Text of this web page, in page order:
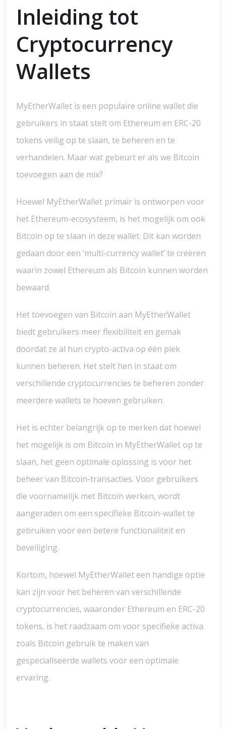
Inleiding tot
Cryptocurrency
Wallets
MyEtherWallet is een populaire online wallet die
gebruikers in staat stelt om Ethereum en ERC-20
tokens veilig op te slaan, te beheren en te
verhandelen. Maar wat gebeurt er als we Bitcoin
toevoegen aan de mix?
Hoewel MyEtherWallet primair is ontworpen voor
het Ethereum-ecosysteem, is het mogelijk om ook
Bitcoin op te slaan in deze wallet. Dit kan worden
gedaan door een ‘multi-currency wallet’ te creëren
waarin zowel Ethereum als Bitcoin kunnen worden
bewaard.
Het toevoegen van Bitcoin aan MyEtherWallet
biedt gebruikers meer flexibiliteit en gemak
doordat ze al hun crypto-activa op één plek
kunnen beheren. Het stelt hen in staat om
verschillende cryptocurrencies te beheren zonder
meerdere wallets te hoeven gebruiken.
Het is echter belangrijk op te merken dat hoewel
het mogelijk is om Bitcoin in MyEtherWallet op te
slaan, het geen optimale oplossing is voor het
beheer van Bitcoin-transacties. Voor gebruikers
die voornamelijk met Bitcoin werken, wordt
aangeraden om een specifieke Bitcoin-wallet te
gebruiken voor een betere functionaliteit en
beveiliging.
Kortom, hoewel MyEtherWallet een handige optie
kan zijn voor het beheren van verschillende
cryptocurrencies, waaronder Ethereum en ERC-20
tokens, is het raadzaam om voor specifieke activa
zoals Bitcoin gebruik te maken van
gespecialiseerde wallets voor een optimale
ervaring.